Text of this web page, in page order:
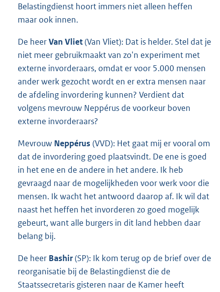
Belastingdienst hoort immers niet alleen heffen
maar ook innen.
De heerVan Vliet(Van Vliet): Dat is helder. Stel dat je
niet meer gebruikmaakt van zo'n experiment met
externe invorderaars, omdat er voor 5.000 mensen
ander werk gezocht wordt en er extra mensen naar
de afdeling invordering kunnen? Verdient dat
volgens mevrouw Neppérus de voorkeur boven
externe invorderaars?
Mevrouw Neppérus (VVD): Het gaat mij er vooral om
dat de invordering goed plaatsvindt. De ene is goed
in het ene en de andere in het andere. Ik heb
gevraagd naar de mogelijkheden voor werk voor die
mensen. Ik wacht het antwoord daarop af. Ik wil dat
naast het heffen het invorderen zo goed mogelijk
gebeurt, want alle burgers in dit land hebben daar
belang bij.
De heer Bashir(SP): Ik kom terug op de brief over de
reorganisatie bij de Belastingdienst die de
Staatssecretaris gisteren naar de Kamer heeft